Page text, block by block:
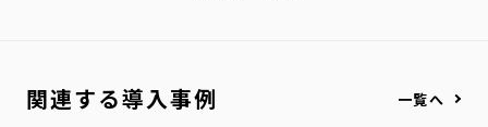
関連する導入事例 一覧へ